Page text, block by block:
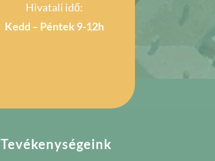
Hivatali idő:
Kedd – Péntek 9-12h
Tevékenységeink